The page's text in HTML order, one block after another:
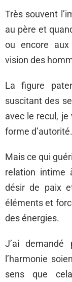
Très souvent
au père et
ou encore
vision des
La figure
suscitant des
avec le recul, je
forme d’autorité.
Mais ce qui
relation intime
désir de paix
éléments et
des énergies.
J’ai
l’harmonie
sens que